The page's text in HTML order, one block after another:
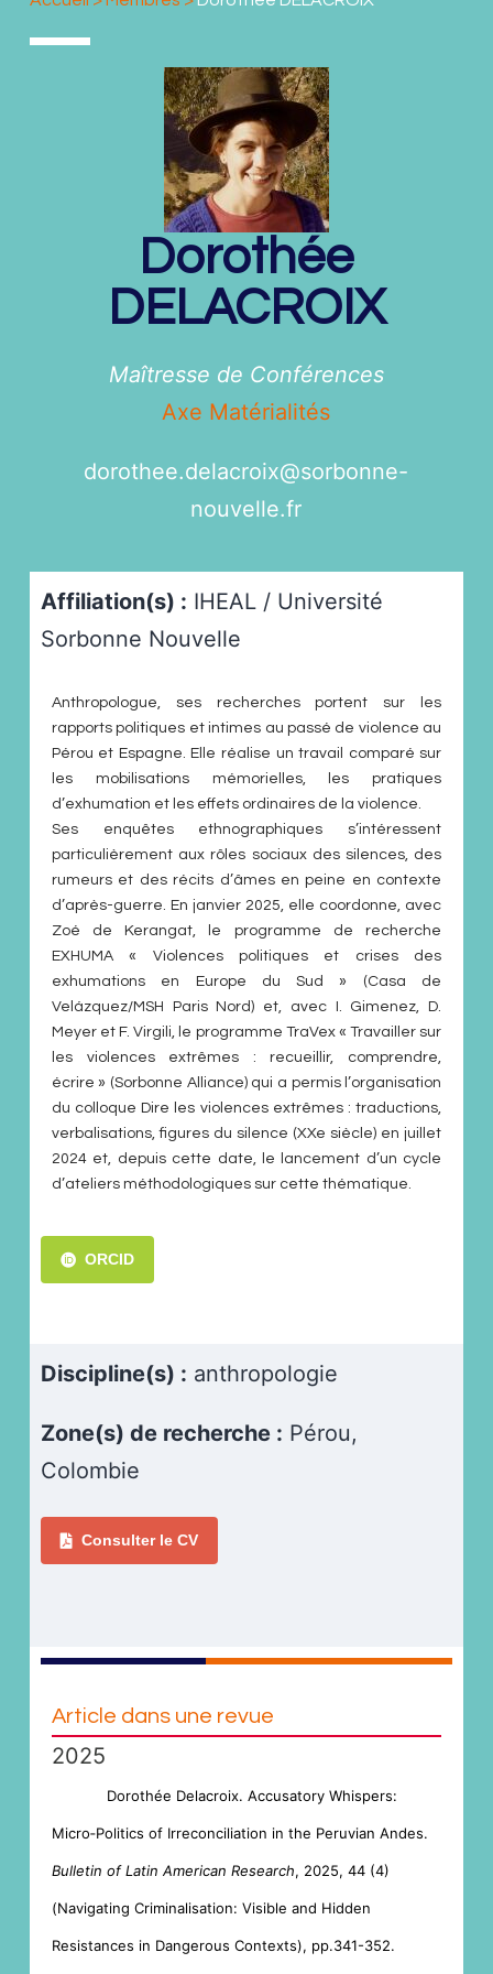
Dorothée
DELACROIX
Maîtresse de Conférences
Axe Matérialités
dorothee.delacroix@sorbonne-
nouvelle.fr
Affiliation(s) : IHEAL / Université
Sorbonne Nouvelle
Anthropologue, ses recherches portent sur les
rapports politiques et intimes au passé de violence au
Pérou et Espagne. Elle réalise un travail comparé sur
les mobilisations mémorielles, les pratiques
d’exhumation et les effets ordinaires de la violence.
Ses enquêtes ethnographiques s’intéressent
particulièrement aux rôles sociaux des silences, des
rumeurs et des récits d’âmes en peine en contexte
d’après-guerre. En janvier 2025, elle coordonne, avec
Zoé de Kerangat, le programme de recherche
EXHUMA « Violences politiques et crises des
exhumations en Europe du Sud » (Casa de
Velázquez/MSH Paris Nord) et, avec I. Gimenez, D.
Meyer et F. Virgili, le programme TraVex « Travailler sur
les violences extrêmes : recueillir, comprendre,
écrire » (Sorbonne Alliance) qui a permis l’organisation
du colloque Dire les violences extrêmes : traductions,
verbalisations, figures du silence (XXe siècle) en juillet
2024 et, depuis cette date, le lancement d’un cycle
d’ateliers méthodologiques sur cette thématique.
ORCID
Discipline(s) : anthropologie
Zone(s) de recherche : Pérou,
Colombie
Consulter le CV
Article dans une revue
2025
Dorothée Delacroix. Accusatory Whispers:
Micro‐Politics of Irreconciliation in the Peruvian Andes.
Bulletin of Latin American Research, 2025, 44 (4)
(Navigating Criminalisation: Visible and Hidden
Resistances in Dangerous Contexts), pp.341-352.